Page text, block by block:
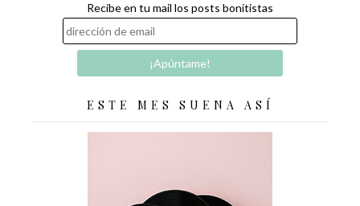
Recibe en tu mail los posts bonitistas
ESTE MES SUENA ASÍ